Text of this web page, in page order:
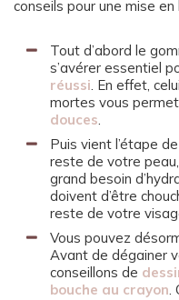
conseils pour une mise
Tout d’abord le
s’avérer essentiel
réussi . En effet,
mortes vous
douces
Puis vient l’étape de
reste de votre
grand besoin
doivent d’être
reste de votre
Vous pouvez
Avant de dégainer
conseillons de
bouche au crayon